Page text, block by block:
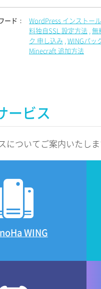
ード： WordPress インストール
料独自SSL 設定方法 無
ク 申し込み WINGパッ
Minecraft 追加方法
ービス
についてご案内いたしま
WING